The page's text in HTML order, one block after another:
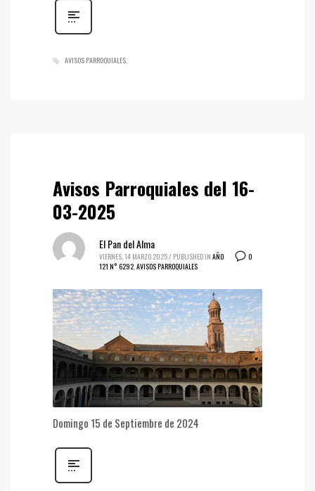
AVISOS PARROQUIALES
Avisos Parroquiales del 16-
03-2025
0
El Pan del Alma
VIERNES, 14 MARZO 2025/ PUBLISHED IN AÑO
121 N° 6292 AVISOS PARROQUIALES
Domingo 15 de Septiembre de 2024